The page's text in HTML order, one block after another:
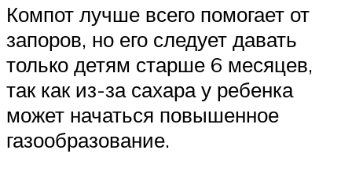
Компот лучше всего помогает от
запоров, но его следует давать
только детям старше 6 месяцев,
так как из-за сахара у ребенка
может начаться повышенное
газообразование.